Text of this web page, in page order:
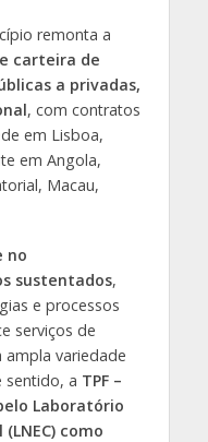
remonta a
carteira de
a privadas,
, com contratos
em Lisboa,
em Angola,
Macau,
no
sustentados,
e processos
serviços de
ampla variedade
sentido, a TPF –
Laboratório
como